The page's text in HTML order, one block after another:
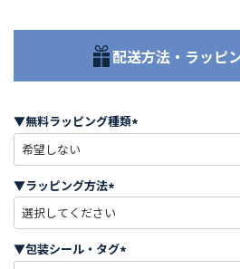
配送方法・ラッピ
▼無料ラッピング種類
必
)
▼ラッピング方法
必
須
)
▼包装シール・タグ